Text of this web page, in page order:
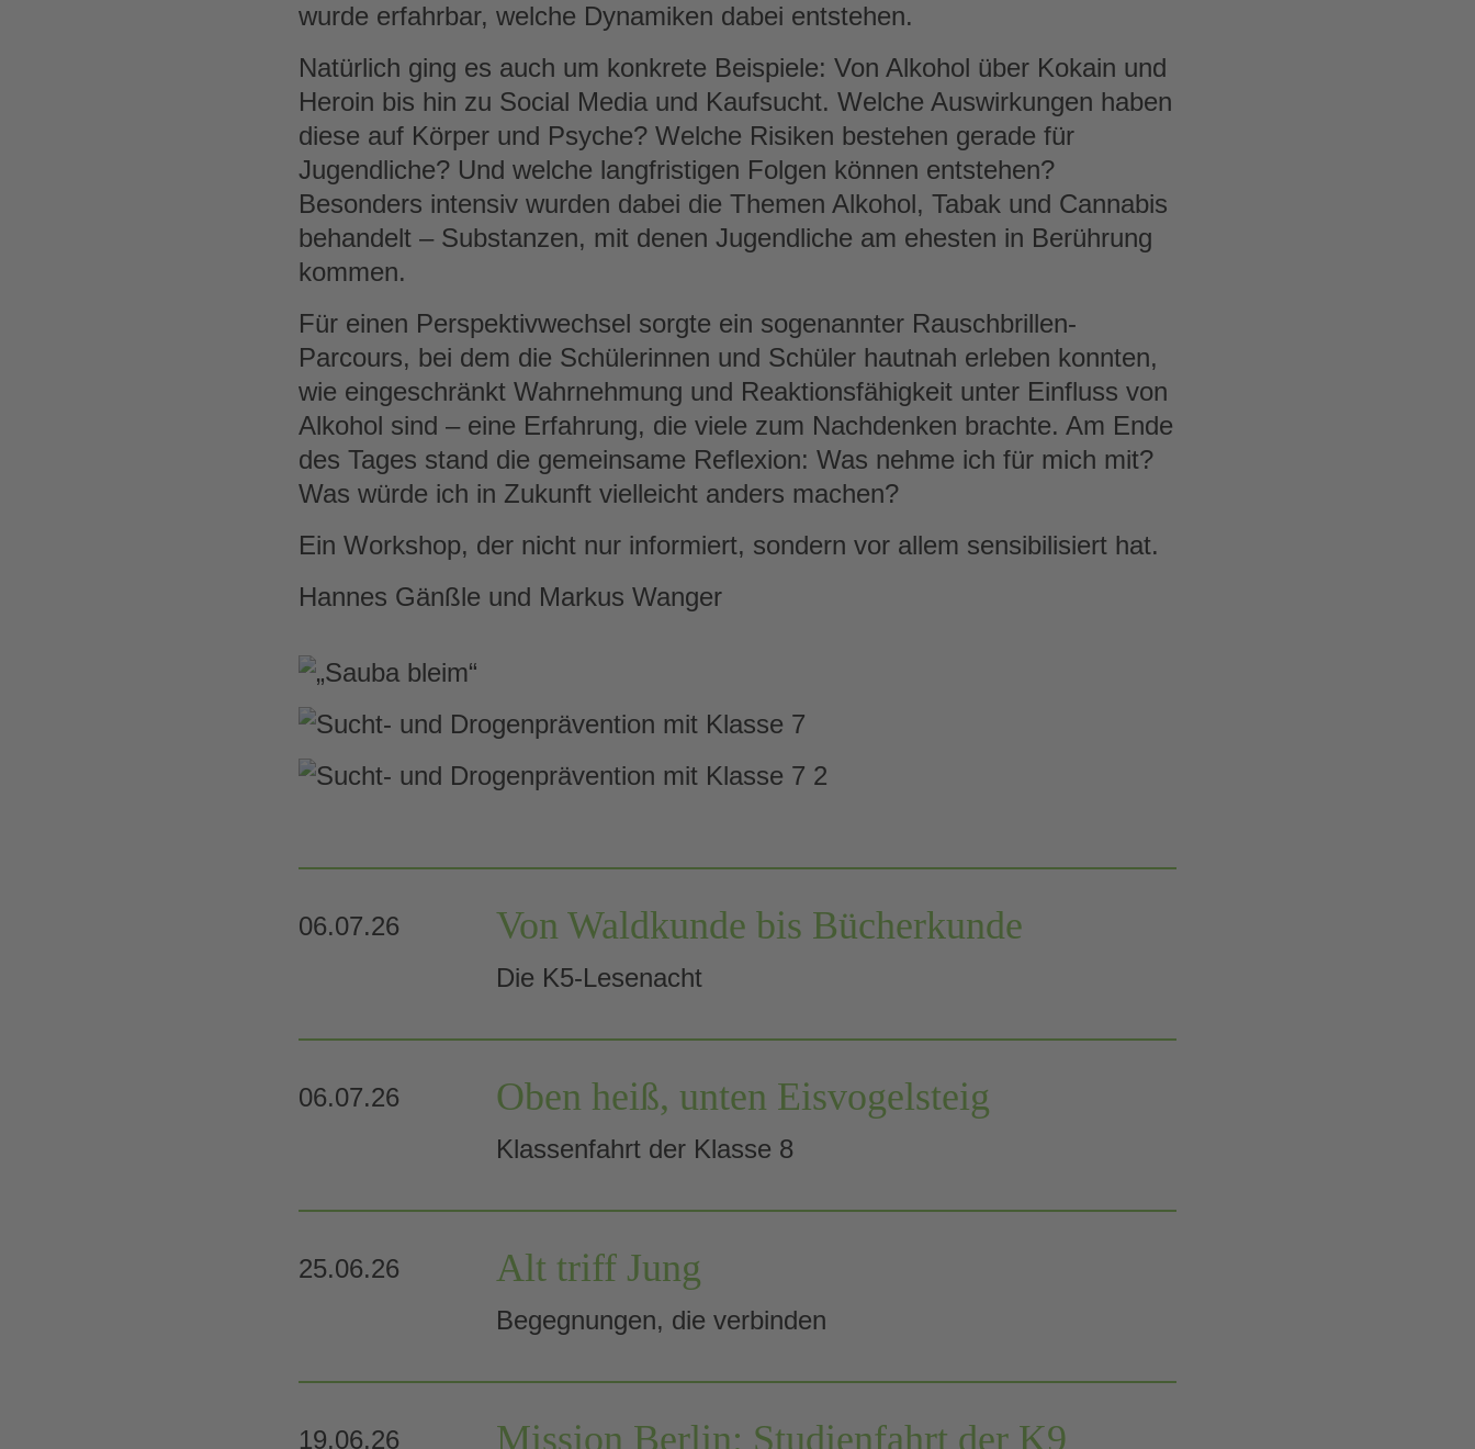
wurde erfahrbar, welche Dynamiken dabei entstehen.
Natürlich ging es auch um konkrete Beispiele: Von Alkohol über Kokain und
Heroin bis hin zu Social Media und Kaufsucht. Welche Auswirkungen haben
diese auf Körper und Psyche? Welche Risiken bestehen gerade für
Jugendliche? Und welche langfristigen Folgen können entstehen?
Besonders intensiv wurden dabei die Themen Alkohol, Tabak und Cannabis
behandelt – Substanzen, mit denen Jugendliche am ehesten in Berührung
kommen.
Für einen Perspektivwechsel sorgte ein sogenannter Rauschbrillen-
Parcours, bei dem die Schülerinnen und Schüler hautnah erleben konnten,
wie eingeschränkt Wahrnehmung und Reaktionsfähigkeit unter Einfluss von
Alkohol sind – eine Erfahrung, die viele zum Nachdenken brachte. Am Ende
des Tages stand die gemeinsame Reflexion: Was nehme ich für mich mit?
Was würde ich in Zukunft vielleicht anders machen?
Ein Workshop, der nicht nur informiert, sondern vor allem sensibilisiert hat.
Hannes Gänßle und Markus Wanger
06.07.26 Von Waldkunde bis Bücherkunde
Die K5-Lesenacht
06.07.26 Oben heiß, unten Eisvogelsteig
Klassenfahrt der Klasse 8
25.06.26 Alt triff Jung
Begegnungen, die verbinden
19.06.26 Mission Berlin: Studienfahrt der K9